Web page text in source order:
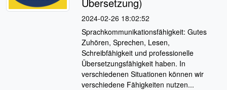
2024-02-26 18:02:52
Sprachkommunikationsfähigkeit: Gutes
Zuhören, Sprechen, Lesen,
Schreibfähigkeit und professionelle
Übersetzungsfähigkeit haben. In
verschiedenen Situationen können wir
verschiedene Fähigkeiten nutzen...